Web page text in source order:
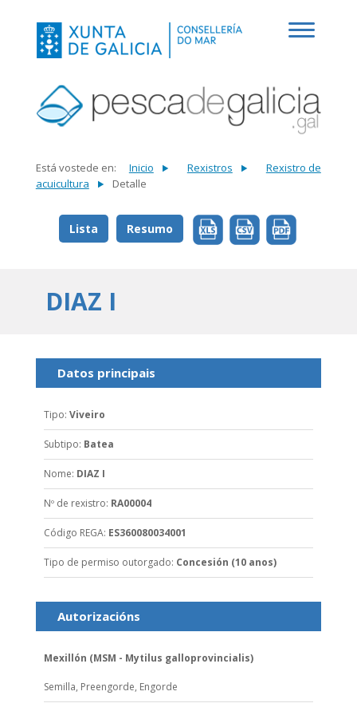
Está vostede en: Inicio Rexistros
Rexistro de
acuicultura
Detalle
Lista Resumo
DIAZ I
Datos principais
Tipo: Viveiro
Subtipo: Batea
Nome: DIAZ I
Nº de rexistro: RA00004
Código REGA: ES360080034001
Tipo de permiso outorgado: Concesión (10 anos)
Autorizacións
Mexillón (MSM - Mytilus galloprovincialis)
Semilla, Preengorde, Engorde